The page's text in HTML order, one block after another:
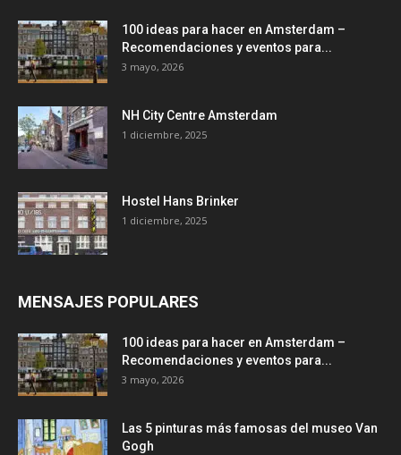
100 ideas para hacer en Amsterdam –
Recomendaciones y eventos para...
3 mayo, 2026
NH City Centre Amsterdam
1 diciembre, 2025
Hostel Hans Brinker
1 diciembre, 2025
MENSAJES POPULARES
100 ideas para hacer en Amsterdam –
Recomendaciones y eventos para...
3 mayo, 2026
Las 5 pinturas más famosas del museo Van
Gogh